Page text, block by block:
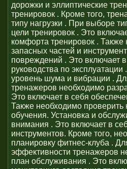
дорожки и эллиптические
тренировок . Кроме того,
типу нагрузки . При выборе
цели тренировок . Это
комфорта тренировок .
запасных частей и
повреждений . Это включает
руководства по
уровень шума и вибрации .
тренажеров необходимо
Это включает в себя
Также необходимо
обучения. Установка и
внимания . Это включает в
инструментов. Кроме того,
планировку фитнес-клуба .
эффективности тренажеров
план обслуживания . Это